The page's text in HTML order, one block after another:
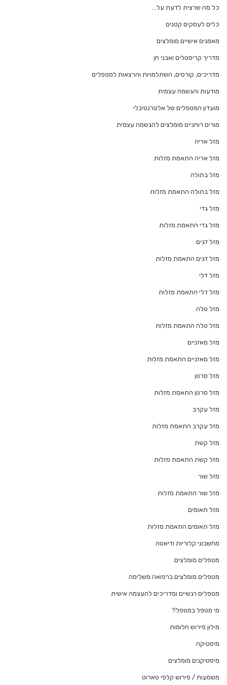
כל מה שרצית לדעת על…
כלים לעסקים קטנים
מאמנים אישיים מומלצים
מדריך קריסטלים ואבני חן
מדריכים, קורסים, השתלמויות והרצאות למטפלים
מודעות והגשמה עצמית
מועדון המטפלים של אלטרנטיבלי
מורים רוחניים מומלצים להגשמה עצמית
מזל אריה
מזל אריה התאמת מזלות
מזל בתולה
מזל בתולה התאמת מזלות
מזל גדי
מזל גדי התאמת מזלות
מזל דגים
מזל דגים התאמת מזלות
מזל דלי
מזל דלי התאמת מזלות
מזל טלה
מזל טלה התאמת מזלות
מזל מאזניים
מזל מאזניים התאמת מזלות
מזל סרטן
מזל סרטן התאמת מזלות
מזל עקרב
מזל עקרב התאמת מזלות
מזל קשת
מזל קשת התאמת מזלות
מזל שור
מזל שור התאמת מזלות
מזל תאומים
מזל תאומים התאמת מזלות
מחשבוני קלוריות ודיאטה
מטפלים מומלצים
מטפלים מומלצים ברפואה משלימה
מטפלים רגשיים ומדריכים להעצמה אישית
מי מטפל במטפל?
מילון פירוש חלומות
מיסטיקה
מיסטיקנים מומלצים
משמעות / פירוש קלפי טארוט